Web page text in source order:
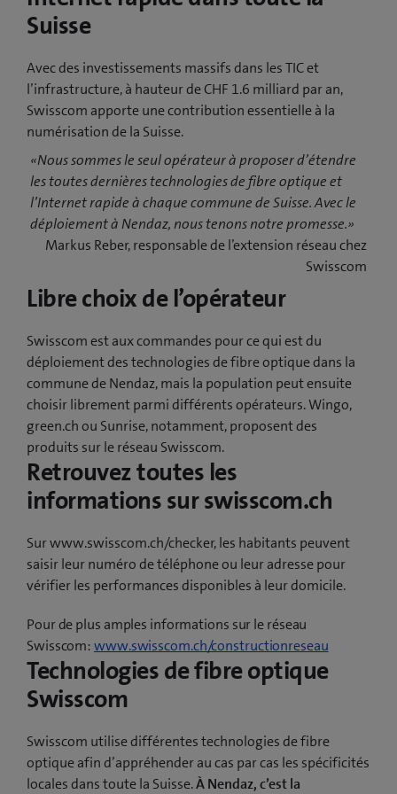
Suisse
Avec des investissements massifs dans les TIC et
l’infrastructure, à hauteur de CHF 1.6 milliard par an,
Swisscom apporte une contribution essentielle à la
numérisation de la Suisse.
«Nous sommes le seul opérateur à proposer d’étendre
les toutes dernières technologies de fibre optique et
l’Internet rapide à chaque commune de Suisse. Avec le
déploiement à Nendaz, nous tenons notre promesse.»
Markus Reber, responsable de l’extension réseau chez
Swisscom
Libre choix de l’opérateur
Swisscom est aux commandes pour ce qui est du
déploiement des technologies de fibre optique dans la
commune de Nendaz, mais la population peut ensuite
choisir librement parmi différents opérateurs. Wingo,
green.ch ou Sunrise, notamment, proposent des
produits sur le réseau Swisscom.
Retrouvez toutes les
informations sur swisscom.ch
Sur www.swisscom.ch/checker, les habitants peuvent
saisir leur numéro de téléphone ou leur adresse pour
vérifier les performances disponibles à leur domicile.
Pour de plus amples informations sur le réseau
Swisscom:www.swisscom.ch/constructionreseau
Technologies de fibre optique
Swisscom
Swisscom utilise différentes technologies de fibre
optique afin d’appréhender au cas par cas les spécificités
locales dans toute la Suisse.À Nendaz, c’est la